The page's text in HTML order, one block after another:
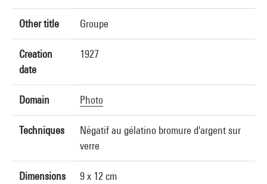
Other title Groupe
Creation
date
1927
Domain Photo
Techniques
Négatif au gélatino bromure d'argent sur
verre
Dimensions 9 x 12 cm